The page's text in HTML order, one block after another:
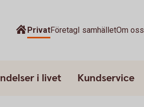
PrivatFöretagI samhälletOm oss
i livet Kundservice